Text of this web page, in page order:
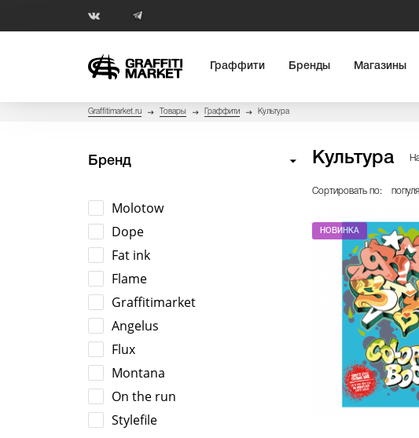
Граффити Бренды Магазины
Graffitimarket.ru Товары Граффити Культура
Бренд
Molotow
Dope
Fat ink
Flame
Graffitimarket
Angelus
Flux
Montana
On the run
Stylefile
Культура
Сортировать по:
НОВИНКА